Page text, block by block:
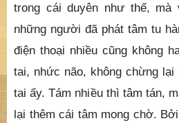
trong cái duyên như thế,
những người đã phát tâm tu
điện thoại nhiều cũng không
tai, nhức não, không chừng lại
tai ấy. Tám nhiều thì tâm tán,
lại thêm cái tâm mong chờ.